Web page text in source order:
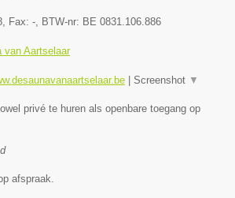
, Fax: -, BTW-nr: BE 0831.106.886
van Aartselaar
Screenshot ▼
privé te huren als openbare toegang op
afspraak.